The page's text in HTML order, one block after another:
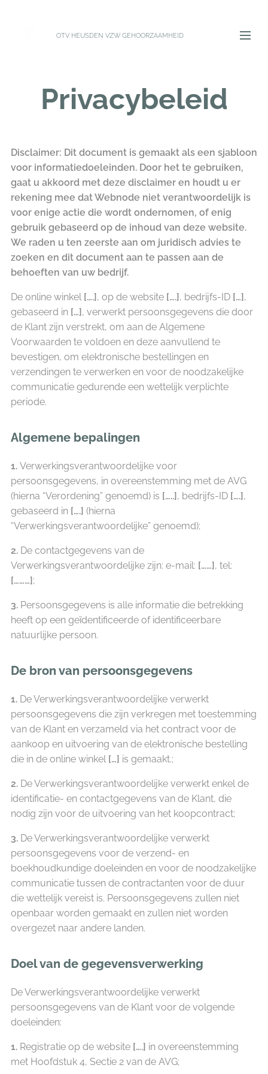
OTV HEUSDEN VZW GEHOORZAAMHEID
Privacybeleid
Disclaimer: Dit document is gemaakt als een sjabloon
voor informatiedoeleinden. Door het te gebruiken,
gaat u akkoord met deze disclaimer en houdt u er
rekening mee dat Webnode niet verantwoordelijk is
voor enige actie die wordt ondernomen, of enig
gebruik gebaseerd op de inhoud van deze website.
We raden u ten zeerste aan om juridisch advies te
zoeken en dit document aan te passen aan de
behoeften van uw bedrijf.
De online winkel [….], op de website [….], bedrijfs-ID […],
gebaseerd in […], verwerkt persoonsgegevens die door
de Klant zijn verstrekt, om aan de Algemene
Voorwaarden te voldoen en deze aanvullend te
bevestigen, om elektronische bestellingen en
verzendingen te verwerken en voor de noodzakelijke
communicatie gedurende een wettelijk verplichte
periode.
Algemene bepalingen
1. Verwerkingsverantwoordelijke voor
persoonsgegevens, in overeenstemming met de AVG
(hierna “Verordening” genoemd) is […..], bedrijfs-ID [….],
gebaseerd in [….] (hierna
“Verwerkingsverantwoordelijke” genoemd);
2. De contactgegevens van de
Verwerkingsverantwoordelijke zijn: e-mail: [……], tel:
[………];
3. Persoonsgegevens is alle informatie die betrekking
heeft op een geïdentificeerde of identificeerbare
natuurlijke persoon.
De bron van persoonsgegevens
1. De Verwerkingsverantwoordelijke verwerkt
persoonsgegevens die zijn verkregen met toestemming
van de Klant en verzameld via het contract voor de
aankoop en uitvoering van de elektronische bestelling
die in de online winkel […] is gemaakt.;
2. De Verwerkingsverantwoordelijke verwerkt enkel de
identificatie- en contactgegevens van de Klant, die
nodig zijn voor de uitvoering van het koopcontract;
3. De Verwerkingsverantwoordelijke verwerkt
persoonsgegevens voor de verzend- en
boekhoudkundige doeleinden en voor de noodzakelijke
communicatie tussen de contractanten voor de duur
die wettelijk vereist is. Persoonsgegevens zullen niet
openbaar worden gemaakt en zullen niet worden
overgezet naar andere landen.
Doel van de gegevensverwerking
De Verwerkingsverantwoordelijke verwerkt
persoonsgegevens van de Klant voor de volgende
doeleinden:
1. Registratie op de website [….] in overeenstemming
met Hoofdstuk 4, Sectie 2 van de AVG;